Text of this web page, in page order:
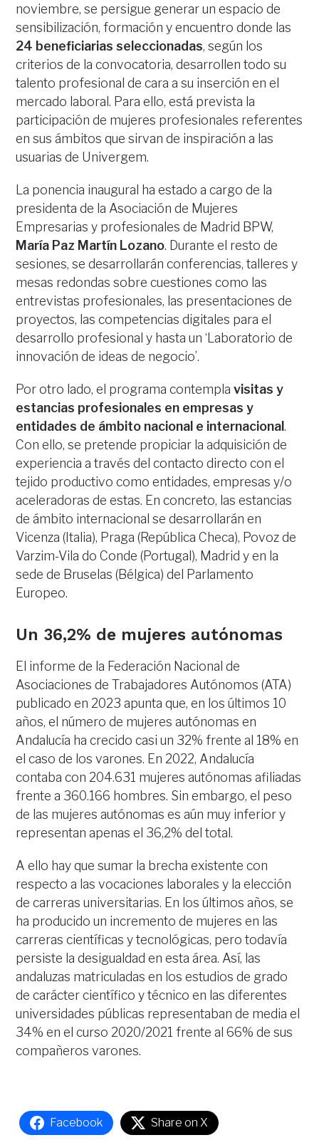
noviembre, se persigue generar un espacio de
sensibilización, formación y encuentro donde las
24 beneficiarias seleccionadas, según los
criterios de la convocatoria, desarrollen todo su
talento profesional de cara a su inserción en el
mercado laboral. Para ello, está prevista la
participación de mujeres profesionales referentes
en sus ámbitos que sirvan de inspiración a las
usuarias de Univergem.
La ponencia inaugural ha estado a cargo de la
presidenta de la Asociación de Mujeres
Empresarias y profesionales de Madrid BPW,
María Paz Martín Lozano. Durante el resto de
sesiones, se desarrollarán conferencias, talleres y
mesas redondas sobre cuestiones como las
entrevistas profesionales, las presentaciones de
proyectos, las competencias digitales para el
desarrollo profesional y hasta un ‘Laboratorio de
innovación de ideas de negocio’.
Por otro lado, el programa contempla visitas y
estancias profesionales en empresas y
entidades de ámbito nacional e internacional.
Con ello, se pretende propiciar la adquisición de
experiencia a través del contacto directo con el
tejido productivo como entidades, empresas y/o
aceleradoras de estas. En concreto, las estancias
de ámbito internacional se desarrollarán en
Vicenza (Italia), Praga (República Checa), Povoz de
Varzim-Vila do Conde (Portugal), Madrid y en la
sede de Bruselas (Bélgica) del Parlamento
Europeo.
Un 36,2% de mujeres autónomas
El informe de la Federación Nacional de
Asociaciones de Trabajadores Autónomos (ATA)
publicado en 2023 apunta que, en los últimos 10
años, el número de mujeres autónomas en
Andalucía ha crecido casi un 32% frente al 18% en
el caso de los varones. En 2022, Andalucía
contaba con 204.631 mujeres autónomas afiliadas
frente a 360.166 hombres. Sin embargo, el peso
de las mujeres autónomas es aún muy inferior y
representan apenas el 36,2% del total.
A ello hay que sumar la brecha existente con
respecto a las vocaciones laborales y la elección
de carreras universitarias. En los últimos años, se
ha producido un incremento de mujeres en las
carreras científicas y tecnológicas, pero todavía
persiste la desigualdad en esta área. Así, las
andaluzas matriculadas en los estudios de grado
de carácter científico y técnico en las diferentes
universidades públicas representaban de media el
34% en el curso 2020/2021 frente al 66% de sus
compañeros varones.
Facebook Share on X